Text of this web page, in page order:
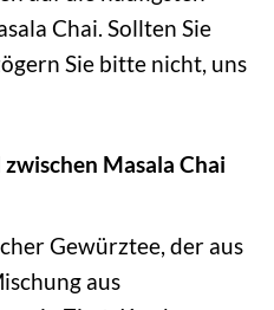
Chai. Sollten Sie
Sie bitte nicht, uns
Masala Chai
Gewürztee, der aus
aus